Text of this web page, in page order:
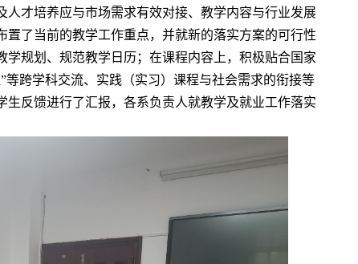
才培养应与市场需求有效对接、教学内容与行业发展
了当前的教学工作重点，并就新的落实方案的可行性
规划、规范教学日历；在课程内容上，积极贴合国家
跨学科交流、实践（实习）课程与社会需求的衔接等
反馈进行了汇报，各系负责人就教学及就业工作落实